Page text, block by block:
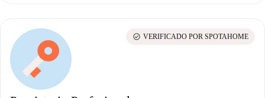
check_circle VERIFICADO POR SPOTAHOME